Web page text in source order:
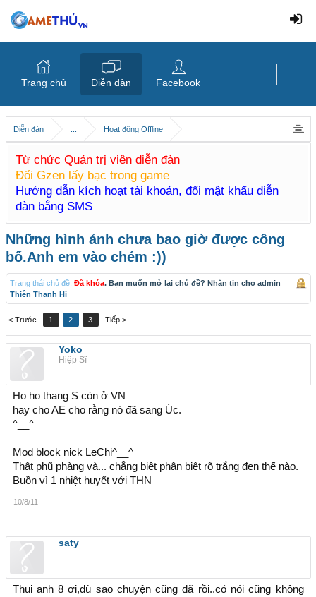
Diễn đàn Hoạt động Offline
Từ chức Quản trị viên diễn đàn
Đổi Gzen lấy bạc trong game
Hướng dẫn kích hoạt tài khoản, đổi mật khẩu diễn
đàn bằng SMS
Những hình ảnh chưa bao giờ được công
bố.Anh em vào chém :))
Trạng thái chủ đề: Đã khóa. Bạn muốn mở lại chủ đề? Nhắn tin cho admin
Thiên Thanh Hi
< Trước 1 2 3 Tiếp >
Yoko
Hiệp Sĩ
Ho ho thang S còn ở VN
hay cho AE cho rằng nó đã sang Úc.
^__^
Mod block nick LeChi^__^
Thật phũ phàng và... chẳng biêt phân biệt rõ trắng đen thế nào.
Buồn vì 1 nhiệt huyết với THN
10/8/11
saty
Thui anh 8 ơi,dù sao chuyện cũng đã rồi..có nói cũng không
Trang chủ Diễn đàn Facebook